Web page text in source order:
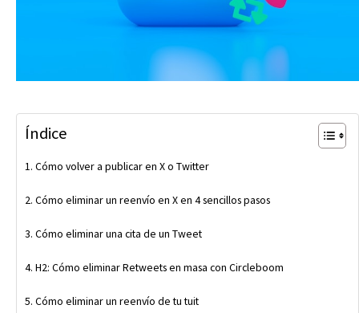
Índice
Cómo volver a publicar en X o Twitter
Cómo eliminar un reenvío en X en 4 sencillos pasos
Cómo eliminar una cita de un Tweet
H2: Cómo eliminar Retweets en masa con Circleboom
Cómo eliminar un reenvío de tu tuit